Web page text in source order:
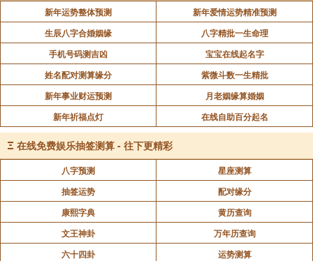
新年运势整体预测
新年爱情运势精准预测
生辰八字合婚姻缘
八字精批一生命理
手机号码测吉凶
宝宝在线起名字
姓名配对测算缘分
紫微斗数一生精批
新年事业财运预测
月老姻缘算婚姻
新年祈福点灯
在线自助百分起名
Ξ 在线免费娱乐抽签测算 - 往下更精彩
八字预测
星座测算
抽签运势
配对缘分
康熙字典
黄历查询
文王神卦
万年历查询
六十四卦
运势测算